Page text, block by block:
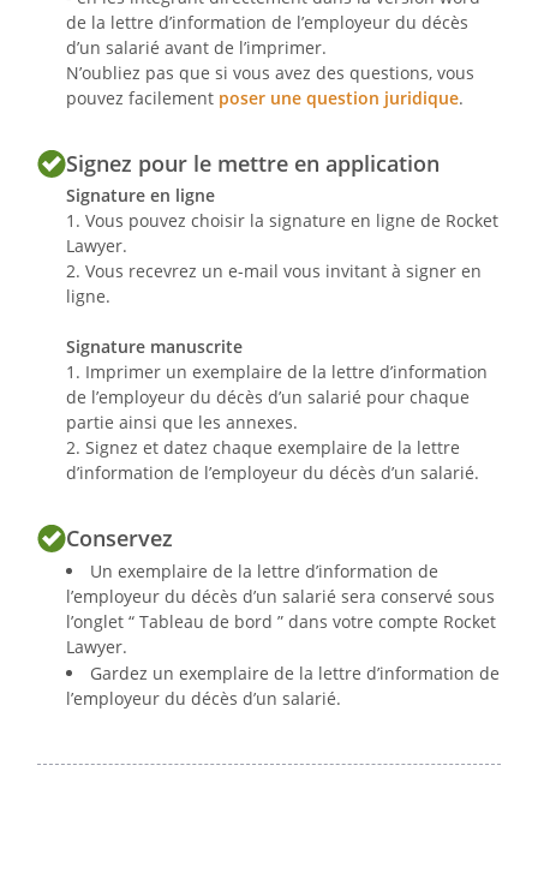
de la lettre d’information de l’employeur du décès
d’un salarié avant de l’imprimer.
N’oubliez pas que si vous avez des questions, vous
pouvez facilement poser une question juridique.
Signez pour le mettre en application
Signature en ligne
1. Vous pouvez choisir la signature en ligne de Rocket
Lawyer.
2. Vous recevrez un e-mail vous invitant à signer en
ligne.
Signature manuscrite
1. Imprimer un exemplaire de la lettre d’information
de l’employeur du décès d’un salarié pour chaque
partie ainsi que les annexes.
2. Signez et datez chaque exemplaire de la lettre
d’information de l’employeur du décès d’un salarié.
Conservez
Un exemplaire de la lettre d’information de
l’employeur du décès d’un salarié sera conservé sous
l’onglet “ Tableau de bord ” dans votre compte Rocket
Lawyer.
Gardez un exemplaire de la lettre d’information de
l’employeur du décès d’un salarié.